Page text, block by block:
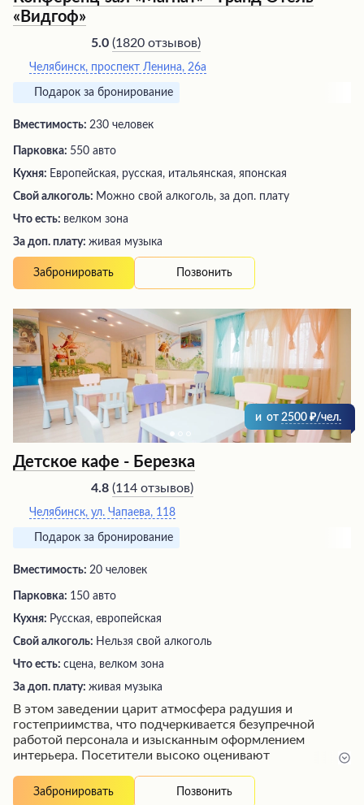
«Видгоф»
5.0 (1820 отзывов)
Челябинск, проспект Ленина, 26а
Подарок за бронирование
Вместимость: 230 человек
Парковка: 550 авто
Кухня: Европейская, русская, итальянская, японская
Свой алкоголь: Можно свой алкоголь, за доп. плату
Что есть: велком зона
За доп. плату: живая музыка
Забронировать Позвонить
и от 2500 /чел.
Детское кафе - Березка
4.8 (114 отзывов)
Челябинск, ул. Чапаева, 118
Подарок за бронирование
Вместимость: 20 человек
Парковка: 150 авто
Кухня: Русская, европейская
Свой алкоголь: Нельзя свой алкоголь
Что есть: сцена, велком зона
За доп. плату: живая музыка
В этом заведении царит атмосфера радушия и
гостеприимства, что подчеркивается безупречной
работой персонала и изысканным оформлением
интерьера. Посетители высоко оценивают
использованием свежих и качественных ингредиентов.
Кафе предлагает широкий ассортимент кулинарных
Забронировать Позвонить